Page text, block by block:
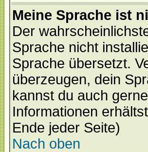
Meine Sprache ist
Der
Sprache nicht
Sprache übersetzt.
überzeugen, dein
kannst du auch
Informationen
Ende jeder Seite)
Nach oben